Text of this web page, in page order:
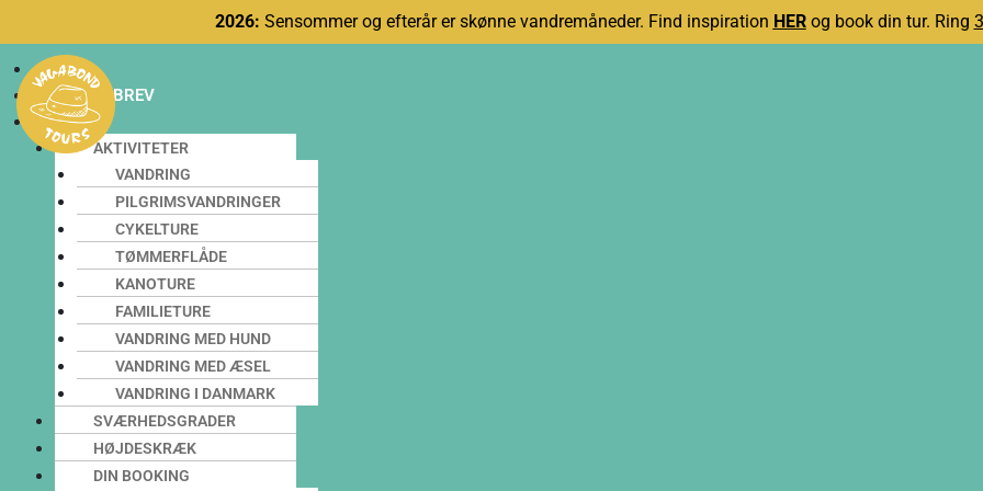
2026: Sensommer og efterår er skønne vandremåneder. Find inspiration HERog book din tur. Ring
BLOG
NYHEDSBREV
INFO
AKTIVITETER
VANDRING
PILGRIMSVANDRINGER
CYKELTURE
TØMMERFLÅDE
KANOTURE
FAMILIETURE
VANDRING MED HUND
VANDRING MED ÆSEL
VANDRING I DANMARK
SVÆRHEDSGRADER
HØJDESKRÆK
DIN BOOKING